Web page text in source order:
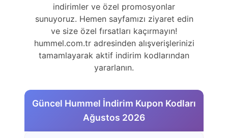
indirimler ve özel promosyonlar
sunuyoruz. Hemen sayfamızı ziyaret edin
ve size özel fırsatları kaçırmayın!
hummel.com.tr adresinden alışverişlerinizi
tamamlayarak aktif indirim kodlarından
yararlanın.
Güncel Hummel İndirim Kupon Kodları
Ağustos 2026